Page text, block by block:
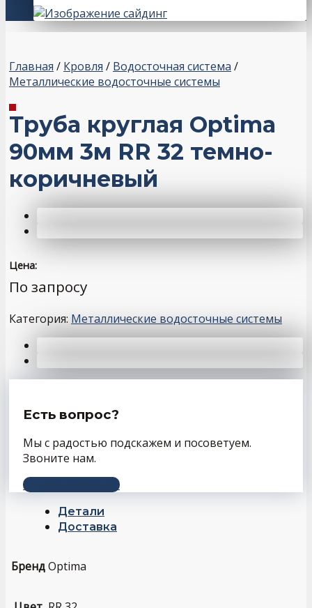
Главная / Кровля / Водосточная система /
Металлические водосточные системы
Труба круглая Optima
90мм 3м RR 32 темно-
коричневый
Цена:
По запросу
Категория: Металлические водосточные системы
Есть вопрос?
Мы с радостью подскажем и посоветуем.
Звоните нам.
+7 (343) 243-56-66
Детали
Доставка
БрендOptima